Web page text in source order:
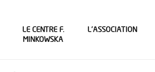
LE CENTRE F.
MINKOWSKA
L’ASSOCIATION